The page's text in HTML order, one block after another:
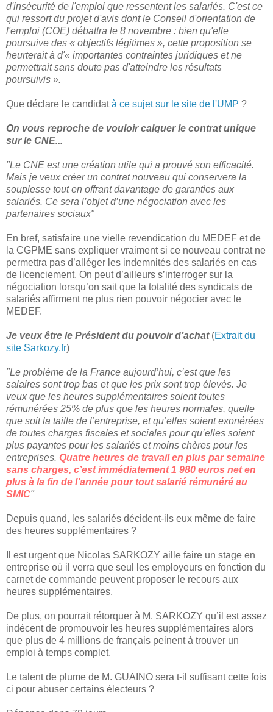
d'insécurité de l'emploi que ressentent les salariés. C'est ce
qui ressort du projet d'avis dont le Conseil d'orientation de
l'emploi (COE) débattra le 8 novembre : bien qu'elle
poursuive des « objectifs légitimes », cette proposition se
heurterait à d'« importantes contraintes juridiques et ne
permettrait sans doute pas d'atteindre les résultats
poursuivis ».
Que déclare le candidatà ce sujet sur le site de l'UMP ?
On vous reproche de vouloir calquer le contrat unique
sur le CNE...
"Le CNE est une création utile qui a prouvé son efficacité.
Mais je veux créer un contrat nouveau qui conservera la
souplesse tout en offrant davantage de garanties aux
salariés. Ce sera l’objet d’une négociation avec les
partenaires sociaux"
En bref, satisfaire une vielle revendication du MEDEF et de
la CGPME sans expliquer vraiment si ce nouveau contrat ne
permettra pas d’alléger les indemnités des salariés en cas
de licenciement. On peut d’ailleurs s’interroger sur la
négociation lorsqu’on sait que la totalité des syndicats de
salariés affirment ne plus rien pouvoir négocier avec le
MEDEF.
Je veux être le Président du pouvoir d’achat (Extrait du
site Sarkozy.fr)
"Le problème de la France aujourd’hui, c’est que les
salaires sont trop bas et que les prix sont trop élevés. Je
veux que les heures supplémentaires soient toutes
rémunérées 25% de plus que les heures normales, quelle
que soit la taille de l’entreprise, et qu’elles soient exonérées
de toutes charges fiscales et sociales pour qu’elles soient
plus payantes pour les salariés et moins chères pour les
entreprises. Quatre heures de travail en plus par semaine
sans charges, c’est immédiatement 1 980 euros net en
plus à la fin de l’année pour tout salarié rémunéré au
SMIC"
Depuis quand, les salariés décident-ils eux même de faire
des heures supplémentaires ?
Il est urgent que Nicolas SARKOZY aille faire un stage en
entreprise où il verra que seul les employeurs en fonction du
carnet de commande peuvent proposer le recours aux
heures supplémentaires.
De plus, on pourrait rétorquer à M. SARKOZY qu’il est assez
indécent de promouvoir les heures supplémentaires alors
que plus de 4 millions de français peinent à trouver un
emploi à temps complet.
Le talent de plume de M. GUAINO sera t-il suffisant cette fois
ci pour abuser certains électeurs ?